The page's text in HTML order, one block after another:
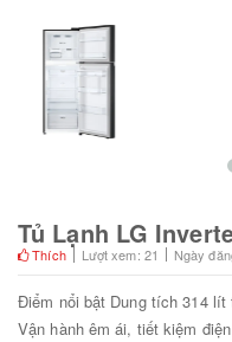
Tủ Lạnh LG
Thích Lượt xem: 21 Ngày
Điểm nổi bật Dung tích 314
Vận hành êm ái, tiết kiệm